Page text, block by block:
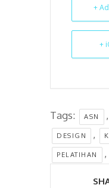
+
+
Tags: ASN ,
DESIGN ,
PELATIHAN ,